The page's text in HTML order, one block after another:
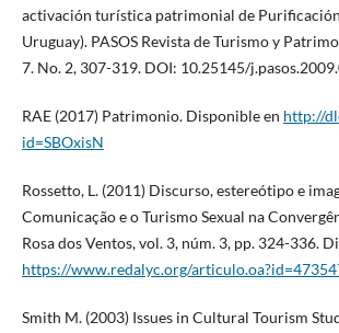
activación turística patrimonial de
Uruguay). PASOS Revista de Turismo y
7. No. 2, 307-319. DOI: 10.25145/
RAE (2017) Patrimonio. Disponible en http://
id=SBOxisN
Rossetto, L. (2011) Discurso, estereótipo e
Comunicação e o Turismo Sexual na
Rosa dos Ventos, vol. 3, núm. 3, pp. 324-336.
https://www.redalyc.org/
Smith M. (2003) Issues in Cultural Tourism